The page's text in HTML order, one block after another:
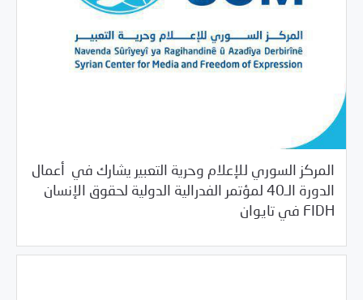
المركز السوري للإعلام وحرية التعبير يشارك في أعمال
الدورة الـ40 لمؤتمر الفدرالية الدولية لحقوق الإنسان
FIDH في تايوان
11/15/2019 بيانات المركز/ خبر بارز